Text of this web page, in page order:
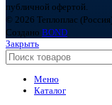
публичной офертой.
© 2026 Теплоплас
Создано BOND
Закрыть
Меню
Каталог